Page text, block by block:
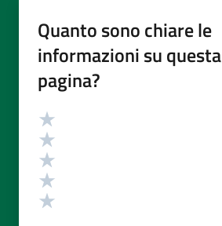
Quanto sono chiare le
informazioni su questa
pagina?
Valutazione